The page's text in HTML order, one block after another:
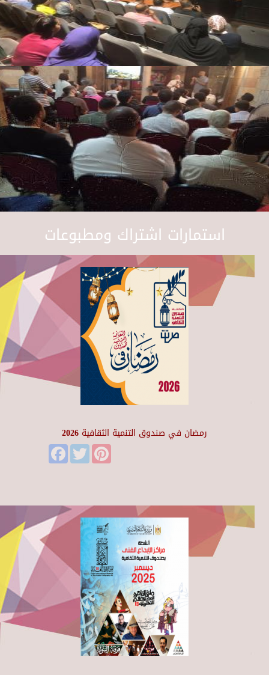
استمارات اشتراك ومطبوعات
رمضان في صندوق التنمية الثقافية 2026
FacebookTwitter